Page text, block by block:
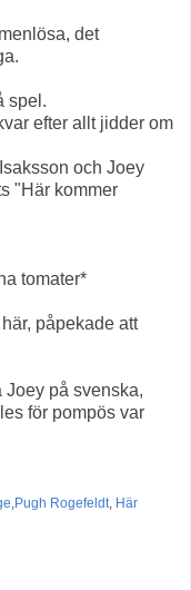
det
spel.
efter allt jidder om
och Joey
"Här kommer
tomater*
påpekade att
Joey på svenska,
för pompös var
,Pugh Rogefeldt, Här